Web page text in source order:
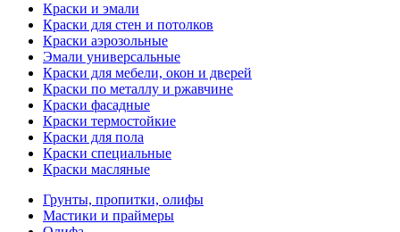
Краски и эмали
Краски для стен и потолков
Краски аэрозольные
Эмали универсальные
Краски для мебели, окон и дверей
Краски по металлу и ржавчине
Краски фасадные
Краски термостойкие
Краски для пола
Краски специальные
Краски масляные
Грунты, пропитки, олифы
Мастики и праймеры